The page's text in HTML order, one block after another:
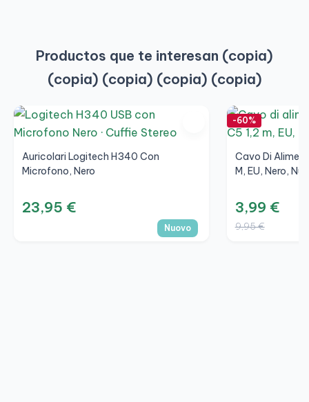
Productos que te interesan (copia)
(copia) (copia) (copia) (copia)
Auricolari Logitech H340 Con
Microfono, Nero
23,95 €
Nuovo
-60%
Cavo Di
M, EU, Nero,
3,99 €
9,95 €